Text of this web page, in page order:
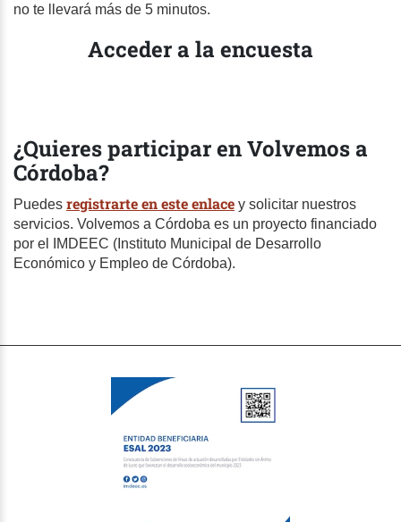
no te llevará más de 5 minutos.
Acceder a la encuesta
¿Quieres participar en Volvemos a
Córdoba?
Puedes registrarte en este enlace y solicitar nuestros
servicios. Volvemos a Córdoba es un proyecto financiado
por el IMDEEC (Instituto Municipal de Desarrollo
Económico y Empleo de Córdoba).